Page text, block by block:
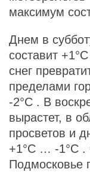
максимум
Днем в
составит +1°С
снег
пределами
-2°С . В
вырастет, в
просветов и
+1°С … -1°С .
Подмосковье